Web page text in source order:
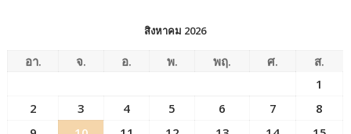
สิงหาคม 2026
อา. จ. อ. พ. พฤ. ศ.
ส.
1
2
3 4 5 6 7
8